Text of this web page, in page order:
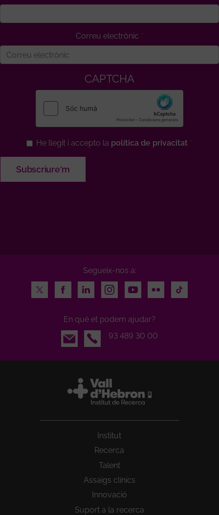
Correu electrònic
CAPTCHA
He llegit i accepto la política de privacitat
Segueix-nos a:
Twitter
FacebookLinkedInInstagramYoutubeFlickr TikTok
En què et podem ajudar?
Email
93 489 30 00
Institut
Recerca
Talent
Assaigs clínics
Innovació
Suport a la recerca